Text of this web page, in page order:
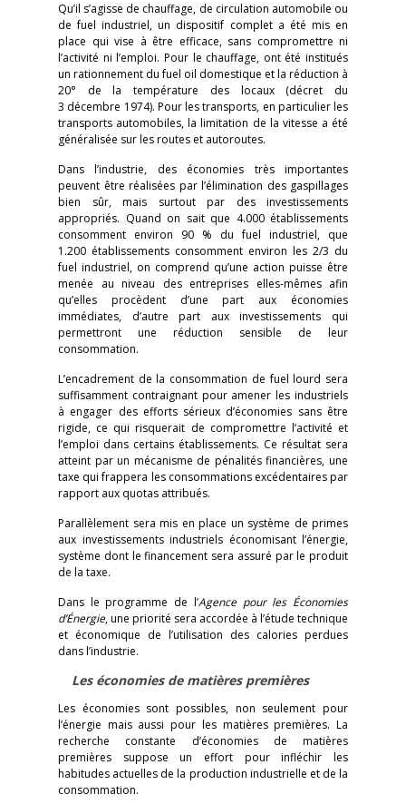
Qu’il s’agisse de chauffage, de circulation automobile ou
de fuel industriel, un dispositif complet a été mis en
place qui vise à être efficace, sans compromettre ni
l’activité ni l’emploi. Pour le chauffage, ont été institués
un rationnement du fuel oil domestique et la réduction à
20° de la température des locaux (décret du
3 décembre 1974). Pour les transports, en particulier les
transports automobiles, la limitation de la vitesse a été
généralisée sur les routes et autoroutes.
Dans l’industrie, des économies très importantes
peuvent être réalisées par l’élimination des gaspillages
bien sûr, mais surtout par des investissements
appropriés. Quand on sait que 4.000 établissements
consomment environ 90 % du fuel industriel, que
1.200 établissements consomment environ les 2/3 du
fuel industriel, on comprend qu’une action puisse être
menée au niveau des entreprises elles-mêmes afin
qu’elles procèdent d’une part aux économies
immédiates, d’autre part aux investissements qui
permettront une réduction sensible de leur
consommation.
L’encadrement de la consommation de fuel lourd sera
suffisamment contraignant pour amener les industriels
à engager des efforts sérieux d’économies sans être
rigide, ce qui risquerait de compromettre l’activité et
l’emploi dans certains établissements. Ce résultat sera
atteint par un mécanisme de pénalités financières, une
taxe qui frappera les consommations excédentaires par
rapport aux quotas attribués.
Parallèlement sera mis en place un système de primes
aux investissements industriels économisant l’énergie,
système dont le financement sera assuré par le produit
de la taxe.
Dans le programme de l’Agence pour les Économies
d’Énergie, une priorité sera accordée à l’étude technique
et économique de l’utilisation des calories perdues
dans l’industrie.
Les économies de matières premières
Les économies sont possibles, non seulement pour
l’énergie mais aussi pour les matières premières. La
recherche constante d’économies de matières
premières suppose un effort pour infléchir les
habitudes actuelles de la production industrielle et de la
consommation.